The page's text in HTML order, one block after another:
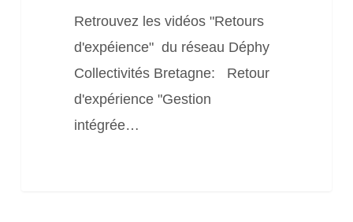
Retrouvez les vidéos "Retours
d'expéience" du réseau Déphy
Collectivités Bretagne: Retour
d'expérience "Gestion
intégrée…